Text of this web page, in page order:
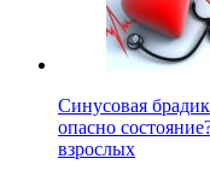
Синусовая
опасно
взрослых